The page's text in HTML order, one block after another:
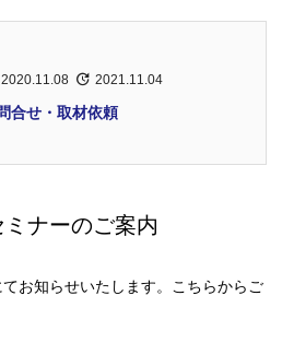
2020.11.08 2021.11.04
合せ・取材依頼
ミナーのご案内
お知らせいたします。こちらからご